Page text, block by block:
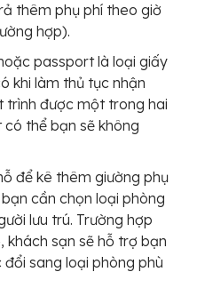
thêm phụ phí theo giờ
hợp).
passport là loại giấy
khi làm thủ tục nhận
trình được một trong hai
thể bạn sẽ không
để kê thêm giường phụ
cần chọn loại phòng
lưu trú. Trường hợp
khách sạn sẽ hỗ trợ bạn
sang loại phòng phù